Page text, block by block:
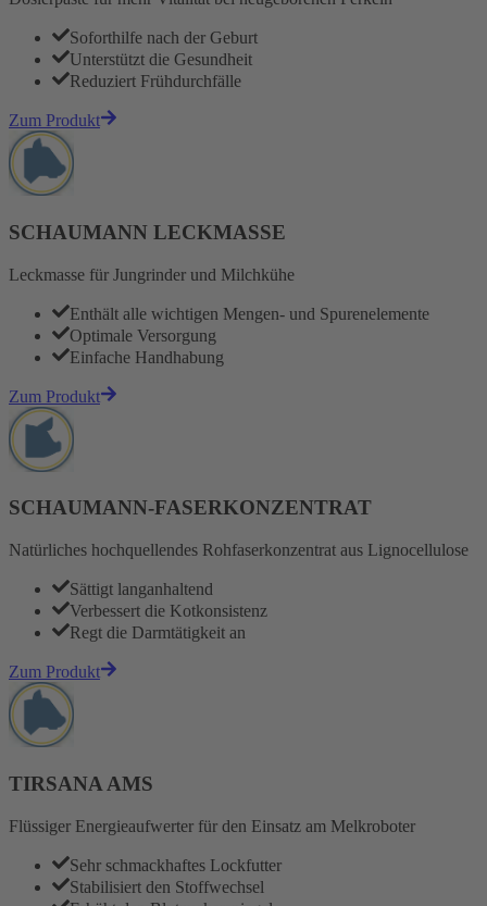
Soforthilfe nach der Geburt
Unterstützt die Gesundheit
Reduziert Frühdurchfälle
Zum Produkt
SCHAUMANN LECKMASSE
Leckmasse für Jungrinder und Milchkühe
Enthält alle wichtigen Mengen- und Spurenelemente
Optimale Versorgung
Einfache Handhabung
Zum Produkt
SCHAUMANN-FASERKONZENTRAT
Natürliches hochquellendes Rohfaserkonzentrat aus Lignocellulose
Sättigt langanhaltend
Verbessert die Kotkonsistenz
Regt die Darmtätigkeit an
Zum Produkt
TIRSANA AMS
Flüssiger Energieaufwerter für den Einsatz am Melkroboter
Sehr schmackhaftes Lockfutter
Stabilisiert den Stoffwechsel